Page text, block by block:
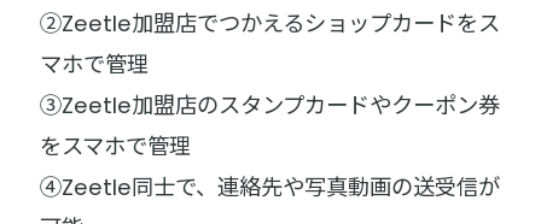
②Zeetle加盟店でつかえるショップカードをス
マホで管理
③Zeetle加盟店のスタンプカードやクーポン券
をスマホで管理
④Zeetle同士で、連絡先や写真動画の送受信が